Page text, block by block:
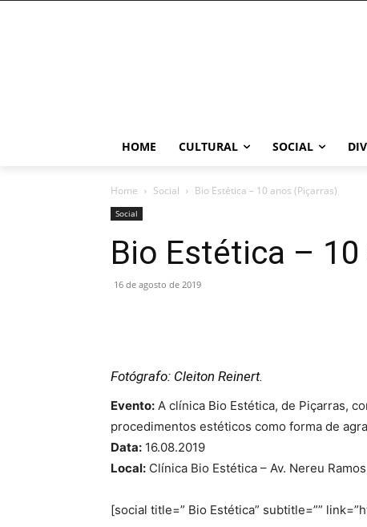
HOME CULTURAL SOCIAL
Home Social Bio Estética – 10 anos (Piçarras)
Social
Bio Estética –
16 de agosto de 2019
Fotógrafo: Cleiton Reinert.
Evento: A clínica Bio Estética, de Piçarras,
procedimentos estéticos como forma de
Data: 16.08.2019
Local: Clínica Bio Estética – Av. Nereu
[social title=” Bio Estética” subtitle=””